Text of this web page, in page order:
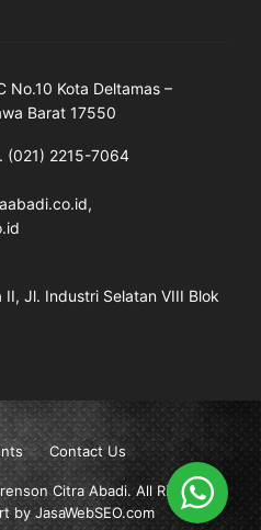
No.10 Kota Deltamas –
Barat 17550
(021) 2215-7064
Jl. Industri Selatan VIII Blok
Contact Us
Citra Abadi. All Rights
by JasaWebSEO.com